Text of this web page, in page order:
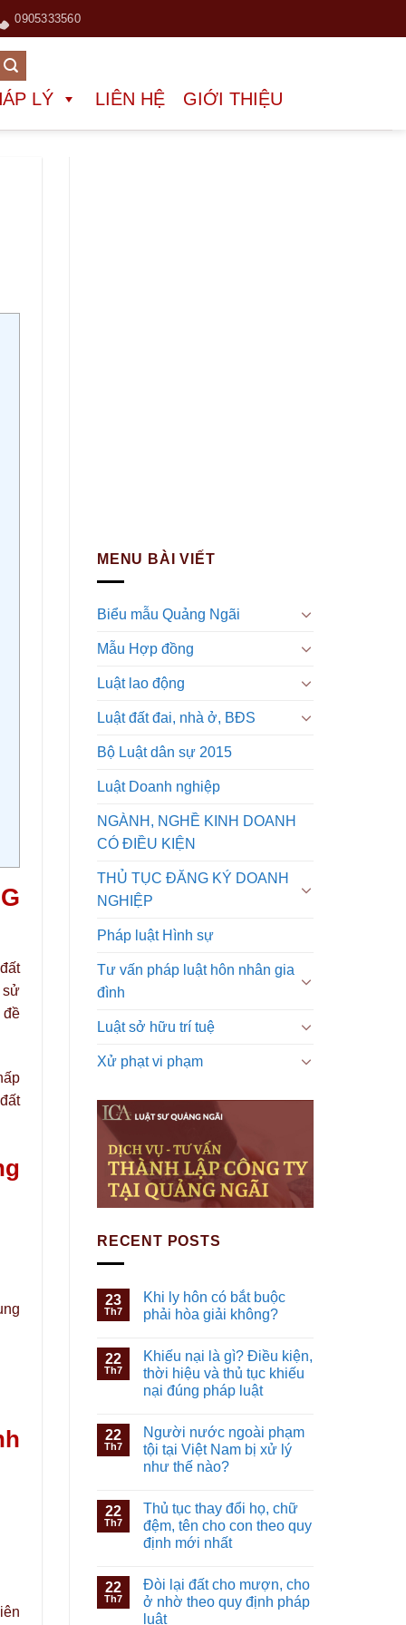
0905333560
LÝ LIÊN HỆ GIỚI THIỆU
sử
đề
MENU BÀI VIẾT
Biểu mẫu Quảng Ngãi
Mẫu Hợp đồng
Luật lao động
Luật đất đai, nhà ở, BĐS
Bộ Luật dân sự 2015
Luật Doanh nghiệp
NGÀNH, NGHỀ KINH DOANH
CÓ ĐIỀU KIỆN
THỦ TỤC ĐĂNG KÝ DOANH
NGHIỆP
Pháp luật Hình sự
Tư vấn pháp luật hôn nhân gia
đình
Luật sở hữu trí tuệ
Xử phạt vi phạm
RECENT POSTS
23
Th7
Khi ly hôn có bắt buộc
phải hòa giải không?
22
Th7
Khiếu nại là gì? Điều kiện,
thời hiệu và thủ tục khiếu
nại đúng pháp luật
22
Th7
Người nước ngoài phạm
tội tại Việt Nam bị xử lý
như thế nào?
22
Th7
Thủ tục thay đổi họ, chữ
đệm, tên cho con theo quy
định mới nhất
22
Th7
Đòi lại đất cho mượn, cho
ở nhờ theo quy định pháp
luật